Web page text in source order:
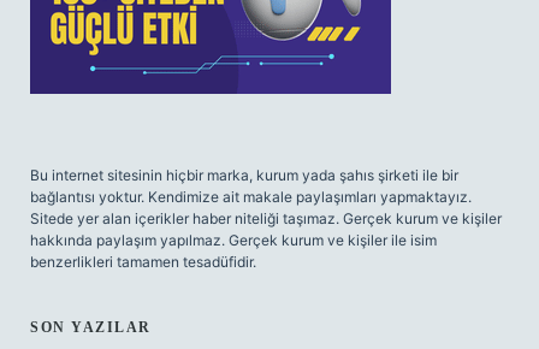
Bu internet sitesinin hiçbir marka, kurum yada şahıs şirketi ile bir
bağlantısı yoktur. Kendimize ait makale paylaşımları yapmaktayız.
Sitede yer alan içerikler haber niteliği taşımaz. Gerçek kurum ve kişiler
hakkında paylaşım yapılmaz. Gerçek kurum ve kişiler ile isim
benzerlikleri tamamen tesadüfidir.
SON YAZILAR